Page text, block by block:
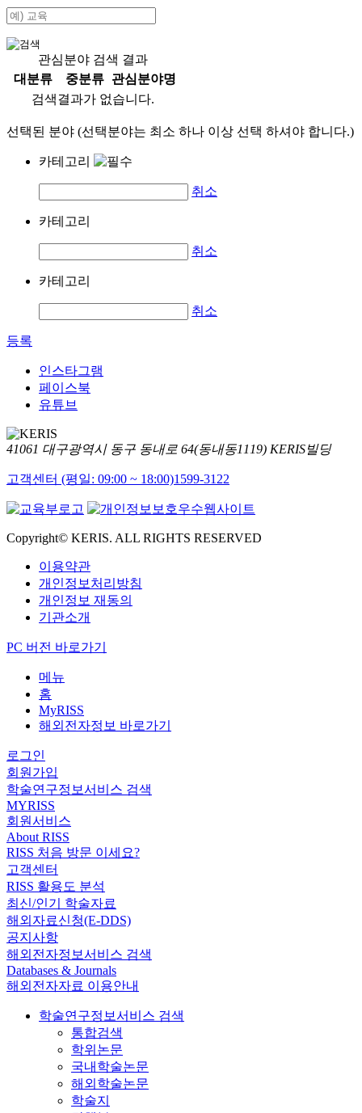
관심분야 검색 결과
대분류
중분류
관심분야명
검색결과가 없습니다.
선택된 분야 (선택분야는 최소 하나 이상 선택 하셔야 합니다.)
카테고리
취소
카테고리
취소
카테고리
취소
등록
인스타그램
페이스북
유튜브
41061 대구광역시 동구 동내로 64(동내동1119) KERIS빌딩
고객센터 (평일: 09:00 ~ 18:00)1599-3122
Copyright© KERIS. ALL RIGHTS RESERVED
이용약관
개인정보처리방침
개인정보 재동의
기관소개
PC 버전 바로가기
메뉴
홈
MyRISS
해외전자정보 바로가기
로그인
회원가입
학술연구정보서비스 검색
MYRISS
회원서비스
About RISS
RISS 처음 방문 이세요?
고객센터
RISS 활용도 분석
최신/인기 학술자료
해외자료신청(E-DDS)
공지사항
해외전자정보서비스 검색
Databases & Journals
해외전자자료 이용안내
학술연구정보서비스 검색
통합검색
학위논문
국내학술논문
해외학술논문
학술지